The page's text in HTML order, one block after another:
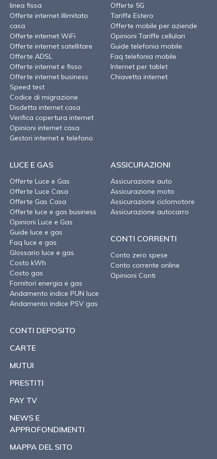
linea fissa
Offerte internet illimitato
casa
Offerte internet WiFi
Offerte internet satellitare
Offerte ADSL
Offerte internet e fisso
Offerte internet business
Speed test
Codice di migrazione
Disdetta internet casa
Verifica copertura internet
Opinioni internet casa
Gestori internet e telefono
Offerte 5G
Tariffe Estero
Offerte mobile per aziende
Opinioni Tariffe cellulari
Guide telefonia mobile
Faq telefonia mobile
Internet per tablet
Chiavetta internet
LUCE E GAS
Offerte Luce e Gas
Offerte Luce Casa
Offerte Gas Casa
Offerte luce e gas business
Opinioni Luce e Gas
Guide luce e gas
Faq luce e gas
Glossario luce e gas
Costo kWh
Costo gas
Fornitori energia e gas
Andamento indice PUN luce
Andamento indice PSV gas
ASSICURAZIONI
Assicurazione auto
Assicurazione moto
Assicurazione ciclomotore
Assicurazione autocarro
CONTI CORRENTI
Conto zero spese
Conto corrente online
Opinioni Conti
CONTI DEPOSITO
CARTE
MUTUI
PRESTITI
PAY TV
NEWS E
APPROFONDIMENTI
MAPPA DEL SITO